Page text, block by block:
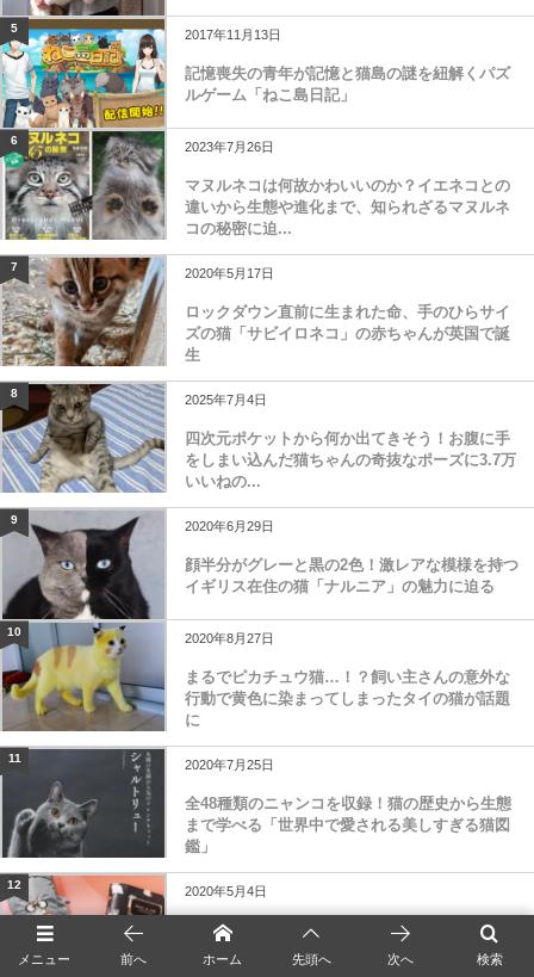
5 2017年11月13日
記憶喪失の青年が記憶と猫島の謎を紐解くパズ
ルゲーム「ねこ島日記」
6 2023年7月26日
マヌルネコは何故かわいいのか？イエネコとの
違いから生態や進化まで、知られざるマヌルネ
コの秘密に迫...
7 2020年5月17日
ロックダウン直前に生まれた命、手のひらサイ
ズの猫「サビイロネコ」の赤ちゃんが英国で誕
生
8 2025年7月4日
四次元ポケットから何か出てきそう！お腹に手
をしまい込んだ猫ちゃんの奇抜なポーズに3.7万
いいねの...
9 2020年6月29日
顔半分がグレーと黒の2色！激レアな模様を持つ
イギリス在住の猫「ナルニア」の魅力に迫る
10 2020年8月27日
まるでピカチュウ猫…！？飼い主さんの意外な
行動で黄色に染まってしまったタイの猫が話題
に
11 2020年7月25日
全48種類のニャンコを収録！猫の歴史から生態
まで学べる「世界中で愛される美しすぎる猫図
鑑」
12 2020年5月4日
メガネな猫は好きですかニャ！？ポールアンド
ジョーからサングラスキャット柄の新作が登場
メニュー 検索
前へ ホーム 先頭へ 次へ